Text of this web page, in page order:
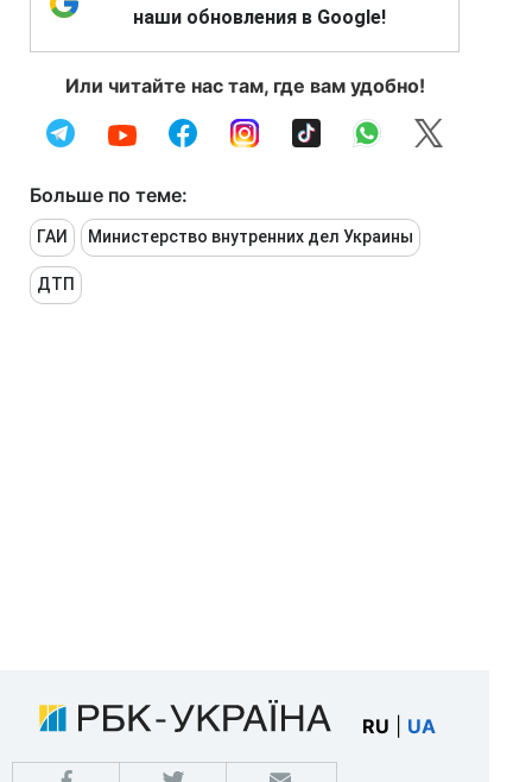
наши обновления в Google!
Или читайте нас там, где вам удобно!
Больше по теме:
ГАИ Министерство внутренних дел Украины
ДТП
RU UA